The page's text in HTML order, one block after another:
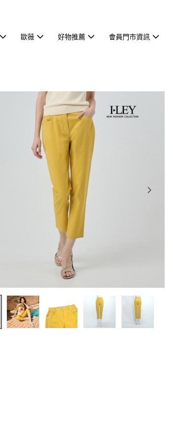
歐薇 好物推薦 會員門市資訊